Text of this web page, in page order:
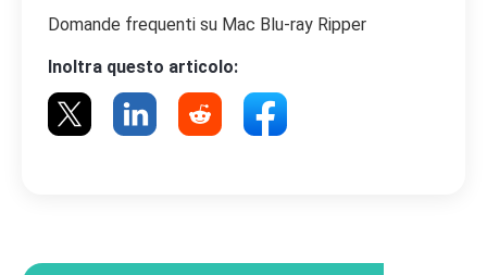
Domande frequenti su Mac Blu-ray Ripper
Inoltra questo articolo: